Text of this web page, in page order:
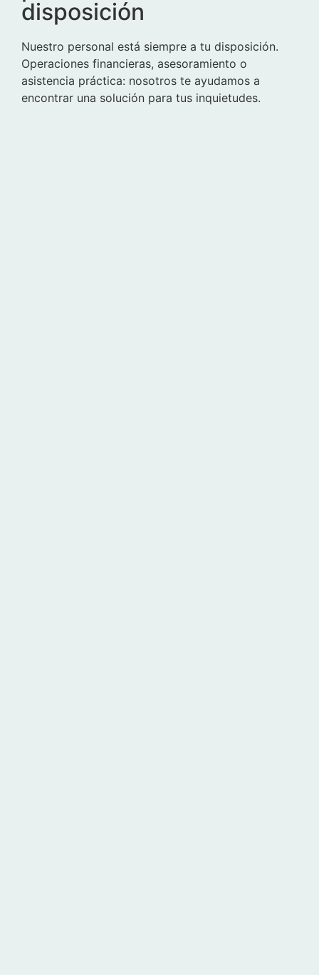
disposición
Nuestro personal está siempre a tu disposición.
Operaciones financieras, asesoramiento o
asistencia práctica: nosotros te ayudamos a
encontrar una solución para tus inquietudes.